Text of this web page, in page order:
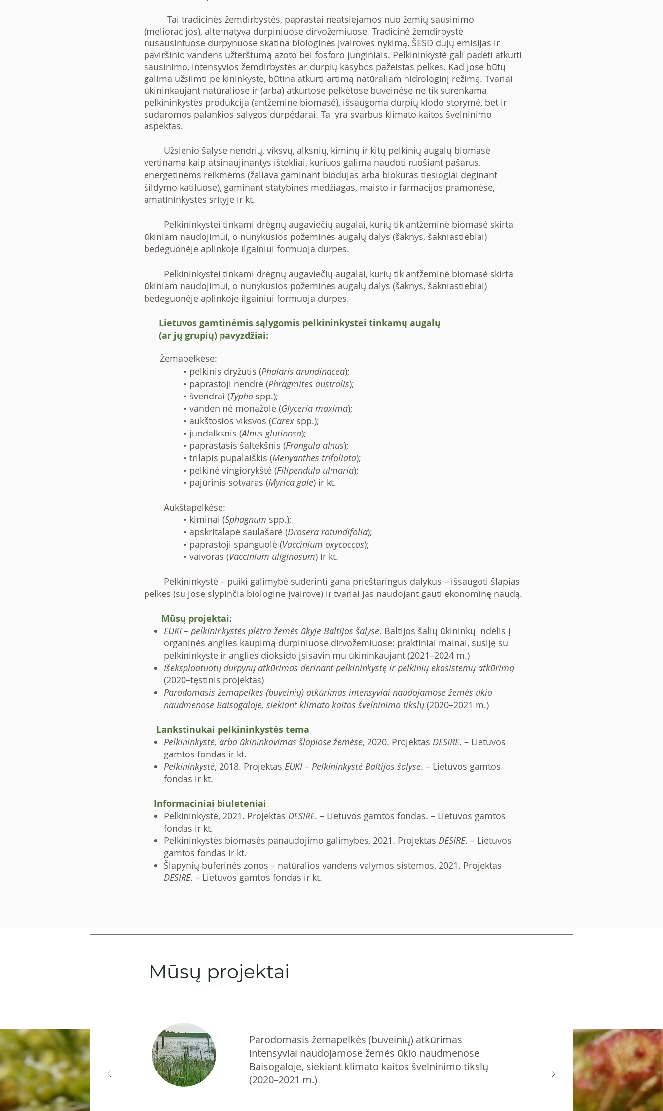
Tai tradicinės žemdirbystės, paprastai neatsiejamos nuo žemių sausinimo
(melioracijos), alternatyva durpiniuose dirvožemiuose. Tradicinė žemdirbystė
nusausintuose durpynuose skatina biologinės įvairovės nykimą, ŠESD dujų emisijas ir
paviršinio vandens užterštumą azoto bei fosforo junginiais. Pelkininkystė gali padėti atkurti
sausinimo, intensyvios žemdirbystės ar durpių kasybos pažeistas pelkes. Kad jose būtų
galima užsiimti pelkininkyste, būtina atkurti artimą natūraliam hidrologinį režimą. Tvariai
ūkininkaujant natūraliose ir (arba) atkurtose pelkėtose buveinėse ne tik surenkama
pelkininkystės produkcija (antžeminė biomasė), išsaugoma durpių klodo storymė, bet ir
sudaromos palankios sąlygos durpėdarai. Tai yra svarbus klimato kaitos švelninimo
aspektas.
Užsienio šalyse nendrių, viksvų, alksnių, kiminų ir kitų pelkinių augalų biomasė
vertinama kaip atsinaujinantys ištekliai, kuriuos galima naudoti ruošiant pašarus,
energetinėms reikmėms (žaliava gaminant biodujas arba biokuras tiesiogiai deginant
šildymo katiluose), gaminant statybines medžiagas, maisto ir farmacijos pramonėse,
amatininkystės srityje ir kt.
Pelkininkystei tinkami drėgnų augaviečių augalai, kurių tik antžeminė biomasė skirta
ūkiniam naudojimui, o nunykusios požeminės augalų dalys (šaknys, šakniastiebiai)
bedeguonėje aplinkoje ilgainiui formuoja durpes.
Pelkininkystei tinkami drėgnų augaviečių augalai, kurių tik antžeminė biomasė skirta
ūkiniam naudojimui, o nunykusios požeminės augalų dalys (šaknys, šakniastiebiai)
bedeguonėje aplinkoje ilgainiui formuoja durpes.
Lietuvos gamtinėmis sąlygomis pelkininkystei tinkamų augalų
(ar jų grupių) pavyzdžiai:
Žemapelkėse:
• pelkinis dryžutis (Phalaris arundinacea);
• paprastoji nendrė (Phragmites australis);
• švendrai (Typha spp.);
• vandeninė monažolė (Glyceria maxima);
• aukštosios viksvos (Carex spp.);
• juodalksnis (Alnus glutinosa);
• paprastasis šaltekšnis (Frangula alnus);
• trilapis pupalaiškis (Menyanthes trifoliata);
• pelkinė vingiorykštė (Filipendula ulmaria);
• pajūrinis sotvaras (Myrica gale) ir kt.
Aukštapelkėse:
• kiminai (Sphagnum spp.);
• apskritalapė saulašarė (Drosera rotundifolia);
• paprastoji spanguolė (Vaccinium oxycoccos);
• vaivoras (Vaccinium uliginosum) ir kt.
Pelkininkystė – puiki galimybė suderinti gana prieštaringus dalykus – išsaugoti šlapias
pelkes (su jose slypinčia biologine įvairove) ir tvariai jas naudojant gauti ekonominę naudą.
Mūsų projektai:
EUKI – pelkininkystės plėtra žemės ūkyje Baltijos šalyse. Baltijos šalių ūkininkų indėlis į
organinės anglies kaupimą durpiniuose dirvožemiuose: praktiniai mainai, susiję su
pelkininkyste ir anglies dioksido įsisavinimu ūkininkaujant (2021–2024 m.)
Išeksploatuotų durpynų atkūrimas derinant pelkininkystę ir pelkinių ekosistemų atkūrimą
(2020–tęstinis projektas)
Parodomasis žemapelkės (buveinių) atkūrimas intensyviai naudojamose žemės ūkio
naudmenose Baisogaloje, siekiant klimato kaitos švelninimo tikslų (2020–2021 m.)
Lankstinukai pelkininkystės tema
Pelkininkystė, arba ūkininkavimas šlapiose žemėse, 2020. Projektas DESIRE. – Lietuvos
gamtos fondas ir kt.
Pelkininkystė, 2018. Projektas EUKI – Pelkininkystė Baltijos šalyse. – Lietuvos gamtos
fondas ir kt.
Informaciniai biuleteniai
Pelkininkystė, 2021. Projektas DESIRE. – Lietuvos gamtos fondas. – Lietuvos gamtos
fondas ir kt.
Pelkininkystės biomasės panaudojimo galimybės, 2021. Projektas DESIRE. – Lietuvos
gamtos fondas ir kt.
Šlapynių buferinės zonos – natūralios vandens valymos sistemos, 2021. Projektas
DESIRE. – Lietuvos gamtos fondas ir kt.
Mūsų projektai
Parodomasis žemapelkės (buveinių) atkūrimas
intensyviai naudojamose žemės ūkio naudmenose
Baisogaloje, siekiant klimato kaitos švelninimo tikslų
(2020–2021 m.)